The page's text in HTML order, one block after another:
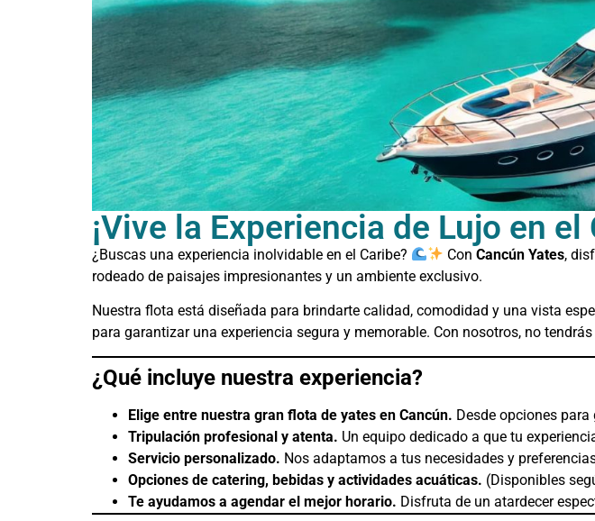
¡Vive la Experiencia de Lujo en
¿Buscas una experiencia inolvidable en el Caribe? ConCancún Yates,
rodeado de paisajes impresionantes y un ambiente exclusivo.
Nuestra flota está diseñada para brindarte calidad, comodidad y una vista
para garantizar una experiencia segura y memorable. Con nosotros, no
¿Qué incluye nuestra experiencia?
Elige entre nuestra gran flota de yates en Cancún. Desde opciones
Tripulación profesional y atenta. Un equipo dedicado a que tu
Servicio personalizado. Nos adaptamos a tus necesidades y
Opciones de catering, bebidas y actividades acuáticas. (Disponibles
Te ayudamos a agendar el mejor horario. Disfruta de un atardecer